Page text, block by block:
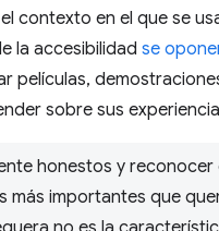
contexto en el que se
la accesibilidad se
películas,
sobre sus
honestos y
importantes que